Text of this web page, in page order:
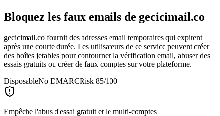
Bloquez les faux emails de gecicimail.co
gecicimail.co fournit des adresses email temporaires qui expirent
après une courte durée. Les utilisateurs de ce service peuvent créer
des boîtes jetables pour contourner la vérification email, abuser des
essais gratuits ou créer de faux comptes sur votre plateforme.
DisposableNo DMARCRisk 85/100
Empêche l'abus d'essai gratuit et le multi-comptes